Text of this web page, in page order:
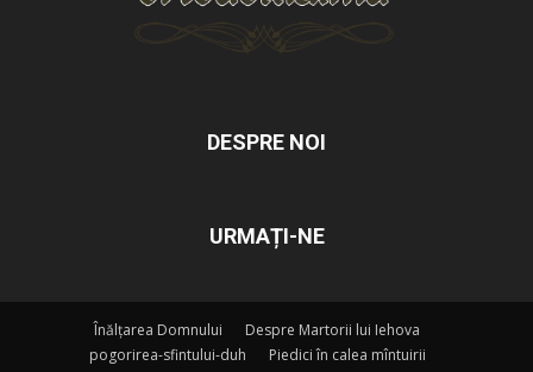
DESPRE NOI
URMAȚI-NE
Înălțarea Domnului
Despre Martorii lui Iehova
pogorirea-sfintului-duh
Piedici în calea mîntuirii